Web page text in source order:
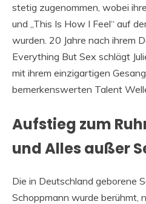
stetig zugenommen, wobei
und „This Is How I Feel“ auf
wurden. 20 Jahre nach ihrem
Everything But Sex schlägt
mit ihrem einzigartigen
bemerkenswerten Talent
Aufstieg zum
und Alles außer
Die in Deutschland geborene
Schoppmann wurde berühmt,